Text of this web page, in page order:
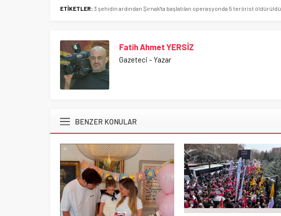
ETİKETLER: 3 şehidin ardından Şırnak'ta başlatılan operasyonda 5 terörist öldürüldü
Fatih Ahmet YERSİZ
Gazeteci - Yazar
BENZER KONULAR